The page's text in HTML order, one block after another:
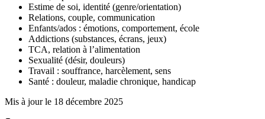
Estime de soi, identité (genre/orientation)
Relations, couple, communication
Enfants/ados : émotions, comportement, école
Addictions (substances, écrans, jeux)
TCA, relation à l’alimentation
Sexualité (désir, douleurs)
Travail : souffrance, harcèlement, sens
Santé : douleur, maladie chronique, handicap
Mis à jour le 18 décembre 2025